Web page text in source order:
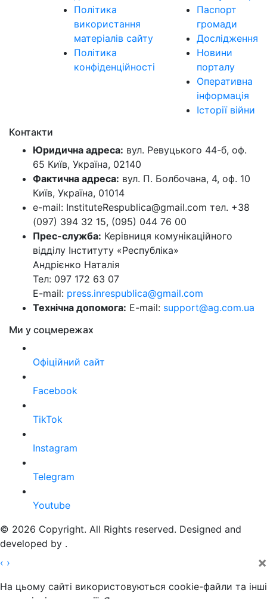
Політика
використання
матеріалів сайту
Політика
конфіденційності
Паспорт
громади
Дослідження
Новини
порталу
Оперативна
інформація
Історії війни
Контакти
Юридична адреса: вул. Ревуцького 44-б, оф.
65 Київ, Україна, 02140
Фактична адреса: вул. П. Болбочана, 4, оф. 10
Київ, Україна, 01014
e-mail: InstituteRespublica@gmail.com тел. +38
(097) 394 32 15, (095) 044 76 00
Прес-служба: Керівниця комунікаційного
відділу Інституту «Республіка»
Андрієнко Наталія
Тел: 097 172 63 07
E-mail: press.inrespublica@gmail.com
Технічна допомога: E-mail: support@ag.com.ua
Ми у соцмережах
Офіційний сайт
Facebook
TikTok
Instagram
Telegram
Youtube
© 2026 Copyright. All Rights reserved. Designed and
developed by .
‹ › ×
На цьому сайті використовуються cookie-файли та інші